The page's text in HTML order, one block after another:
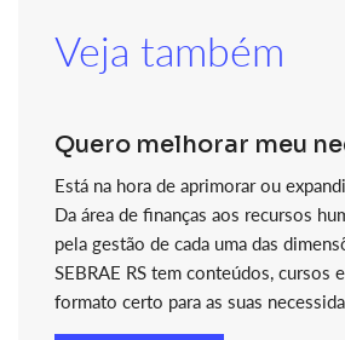
Veja também
Quero melhorar meu
Está na hora de aprimorar ou
Da área de finanças aos recursos
pela gestão de cada uma das
SEBRAE RS tem conteúdos, cursos
formato certo para as suas